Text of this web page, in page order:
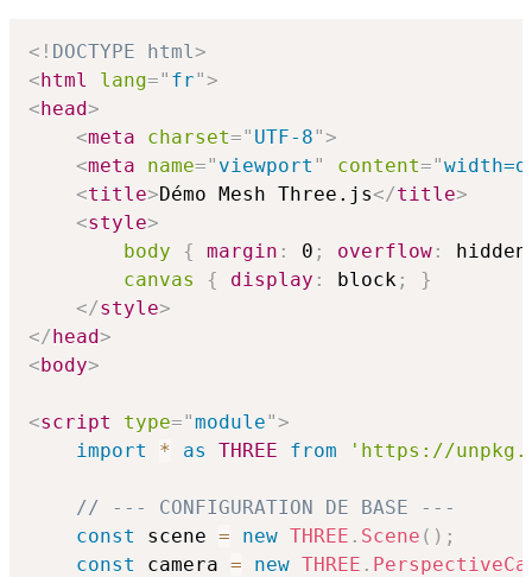
<! DOCTYPE html >
<html lang=" fr">
<head>
<meta charset=" UTF-8">
<meta name=" viewport " content="
<title>Démo Mesh Three.js</title>
<style>
body
{ margin : 0 ; overflow : hidden
canvas
{ display : block ;
}
</style>
</head>
<body>
<script type="module">
import
* as THREE from 'https://
// --- CONFIGURATION DE BASE ---
const
scene = new THREE . Scene ( ) ;
const
camera = new THREE .